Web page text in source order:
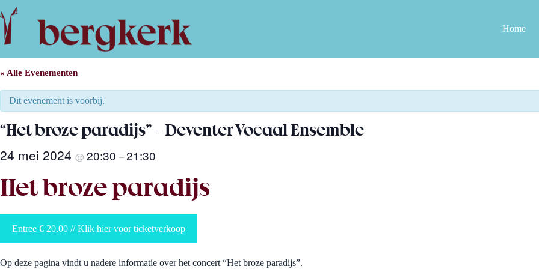
naar
de
inhoud
Home
« Alle Evenementen
Dit evenement is voorbij.
“Het broze paradijs” – Deventer Vocaal Ensemble
24 mei 2024 @ 20:30 –21:30
Het broze paradijs
Entree € 20.00 // Klik hier voor ticketverkoop
Op deze pagina vindt u nadere informatie over het concert “Het broze paradijs”.